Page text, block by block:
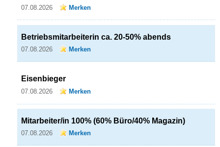
07.08.2026 Merken
Betriebsmitarbeiterin ca. 20-50% abends
07.08.2026 Merken
Eisenbieger
07.08.2026 Merken
Mitarbeiter/in 100% (60% Büro/40% Magazin)
07.08.2026 Merken